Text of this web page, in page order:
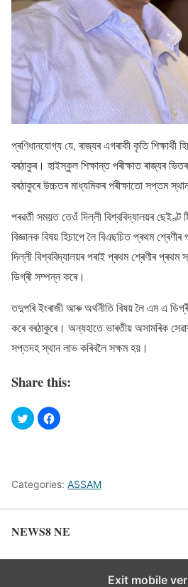
প্ৰণিধানযোগ্য যে, ৰাজ্যৰ এগৰাকী কৃতি শিক্ষাৰ্থী
বৰঠাকুৰ। হাইস্কুল শিক্ষান্ত পৰীক্ষাত ৰাজ্যৰ
বৰঠাকুৰে উচ্চতৰ মাধ্যমিকৰ পৰীক্ষাতো সপ্তম
পৰৱৰ্তী সময়ত তেওঁ দিল্লী বিশ্ববিদ্যালয়ৰ ছেইণ্ট
বিজ্ঞানক বিষয় হিচাপে লৈ বিএছচিত প্ৰথম
দিল্লী বিশ্ববিদ্যালয়ৰ পৰাই প্ৰথম শ্ৰেণীৰ
ডিগ্ৰী সম্পন্ন কৰে।
তদুপৰি ইংৰাজী আৰু অৰ্থনীতি বিষয় লৈ এম এ
কৰে বৰঠাকুৰে। অন্যহাতে ভাৰতীয় অসামৰিক
সপ্তদহ স্থান লাভ কৰিবলৈ সক্ষম হয়।
Share this:
Categories: ASSAM
NEWS8 NE
Exit mobile